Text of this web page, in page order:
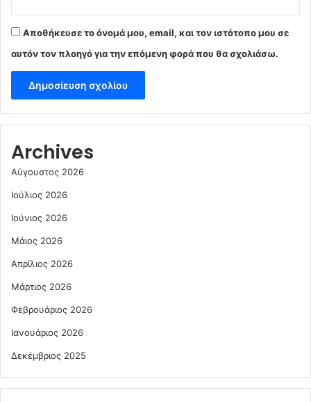
Αποθήκευσε το όνομά μου, email, και τον ιστότοπο μου σε
αυτόν τον πλοηγό για την επόμενη φορά που θα σχολιάσω.
Archives
Αύγουστος 2026
Ιούλιος 2026
Ιούνιος 2026
Μάιος 2026
Απρίλιος 2026
Μάρτιος 2026
Φεβρουάριος 2026
Ιανουάριος 2026
Δεκέμβριος 2025